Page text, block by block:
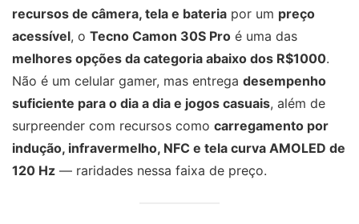
recursos de câmera, tela e bateria por um preço
acessível, o Tecno Camon 30S Pro é uma das
melhores opções da categoria abaixo dos R$1000.
Não é um celular gamer, mas entrega desempenho
suficiente para o dia a dia e jogos casuais, além de
surpreender com recursos como carregamento por
indução, infravermelho, NFC e tela curva AMOLED de
120 Hz — raridades nessa faixa de preço.